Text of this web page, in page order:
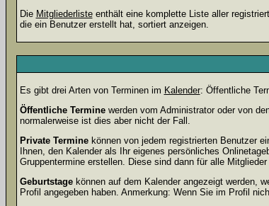
Die Mitgliederlisteenthält eine komplette Liste aller
die ein Benutzer erstellt hat, sortiert anzeigen.
Es gibt drei Arten von Terminen im Kalender: Öffentliche
Öffentliche Terminewerden vom Administrator oder von
normalerweise ist dies aber nicht der Fall.
Private Terminekönnen von jedem registrierten Benutzer
Ihnen, den Kalender als Ihr eigenes persönliches
Gruppentermine erstellen. Diese sind dann für alle
Geburtstagekönnen auf dem Kalender angezeigt werden,
Profil angegeben haben. Anmerkung: Wenn Sie im Profil